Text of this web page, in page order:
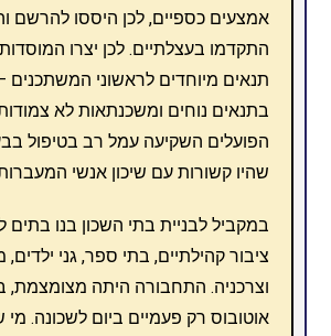
אמצעים כספיים, לכן היססו להרשם
התקדמו בעצלתיים. לכן יצרו
תנאים מיוחדים לראשוני המשתכנים
בתנאים נוחים ומשכנתאות לא
הפועלים השקיעה עמל רב בטיפול
שהיו קשורות עם שיכון אנשי
במקביל לבניית בתי השכון בנו בתים
ציבור קהילתיים, בתי ספר, גני
וצרכניה. התחבורה היתה מצומצמת,
אוטובוס רק פעמיים ביום לשכונה.